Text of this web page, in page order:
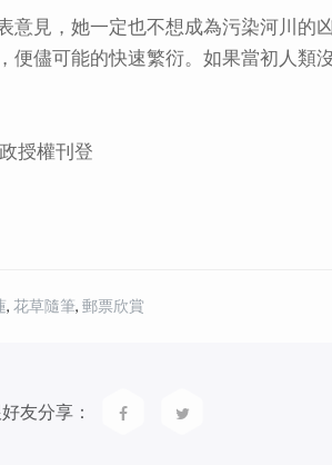
意見，她一定也不想成為污染河川的
便儘可能的快速繁衍。如果當初人類
授權刊登
, 花草隨筆, 郵票欣賞
友分享：